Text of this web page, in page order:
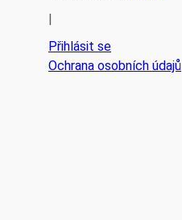
|
Přihlásit se
Ochrana osobních údajů